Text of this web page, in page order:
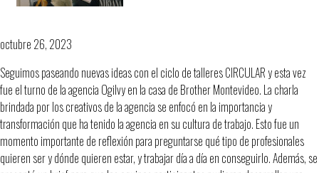
octubre 26, 2023
Seguimos paseando nuevas ideas con el ciclo de talleres CIRCULAR y esta vez
fue el turno de la agencia Ogilvy en la casa de Brother Montevideo. La charla
brindada por los creativos de la agencia se enfocó en la importancia y
transformación que ha tenido la agencia en su cultura de trabajo. Esto fue un
momento importante de reflexión para preguntarse qué tipo de profesionales
quieren ser y dónde quieren estar, y trabajar día a día en conseguirlo. Además, se